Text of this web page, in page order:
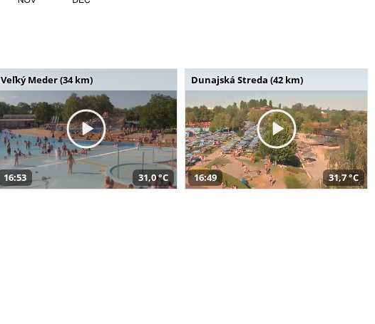
Veľký Meder (34 km)
16:53 31,0 °C
Dunajská Streda (42 km)
16:49 31,7 °C